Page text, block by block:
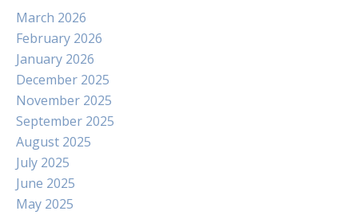
March 2026
February 2026
January 2026
December 2025
November 2025
September 2025
August 2025
July 2025
June 2025
May 2025